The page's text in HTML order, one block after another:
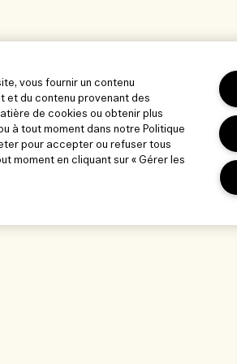
vous fournir un contenu
et du contenu provenant des
de cookies ou obtenir plus
à tout moment dans notre Politique
pour accepter ou refuser tous
moment en cliquant sur « Gérer les